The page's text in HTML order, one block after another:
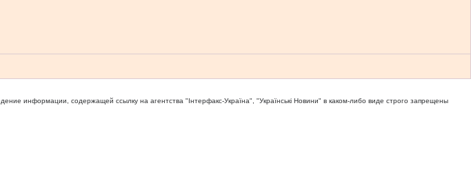
информации, содержащей ссылку на агентства "Iнтерфакс-Україна", "Українськi Новини" в каком-либо виде строго запрещены